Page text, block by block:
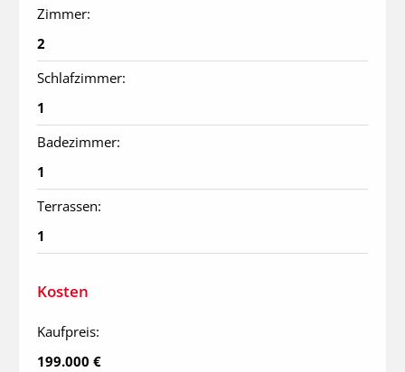
Zimmer:
2
Schlafzimmer:
1
Badezimmer:
1
Terrassen:
1
Kosten
Kaufpreis:
199.000 €